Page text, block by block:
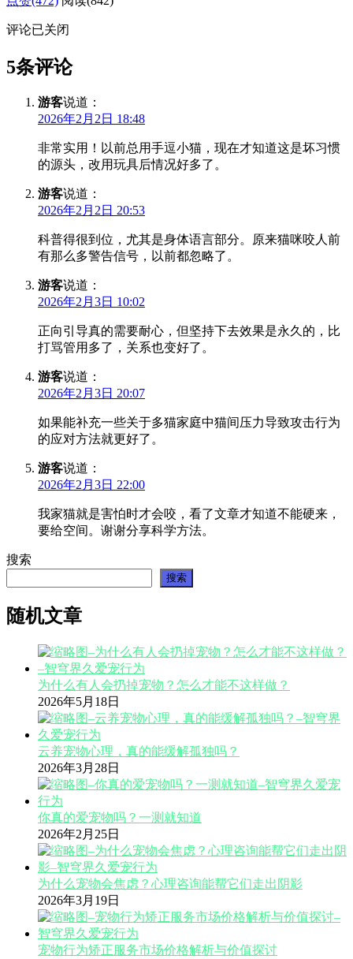
评论已关闭
5条评论
游客说道：
2026年2月2日 18:48
非常实用！以前总用手逗小猫，现在才知道这是坏习惯
的源头，改用玩具后情况好多了。
游客说道：
2026年2月2日 20:53
科普得很到位，尤其是身体语言部分。原来猫咪咬人前
有那么多警告信号，以前都忽略了。
游客说道：
2026年2月3日 10:02
正向引导真的需要耐心，但坚持下去效果是永久的，比
打骂管用多了，关系也变好了。
游客说道：
2026年2月3日 20:07
如果能补充一些关于多猫家庭中猫间压力导致攻击行为
的应对方法就更好了。
游客说道：
2026年2月3日 22:00
我家猫就是害怕时才会咬，看了文章才知道不能硬来，
要给空间。谢谢分享科学方法。
搜索
搜索
随机文章
为什么有人会扔掉宠物？怎么才能不这样做？
2026年5月18日
云养宠物心理，真的能缓解孤独吗？
2026年3月28日
你真的爱宠物吗？一测就知道
2026年2月25日
为什么宠物会焦虑？心理咨询能帮它们走出阴影
2026年3月19日
宠物行为矫正服务市场价格解析与价值探讨